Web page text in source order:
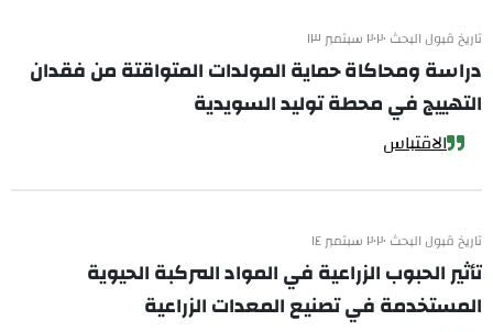
تاريخ قبول البحث ٢٠٢٠ سبتمبر ١٣
دراسة ومحاكاة حماية المولدات المتواقتة من فقدان
التهييج في محطة توليد السويدية
الاقتباس
تاريخ قبول البحث ٢٠٢٠ سبتمبر ١٤
تأثير الحبوب الزراعية في المواد المركبة الحيوية
المستخدمة في تصنيع المعدات الزراعية